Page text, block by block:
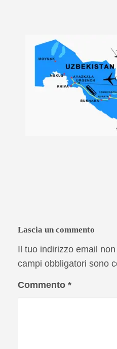
Lascia un commento
Il tuo indirizzo email
campi obbligatori sono
Commento *